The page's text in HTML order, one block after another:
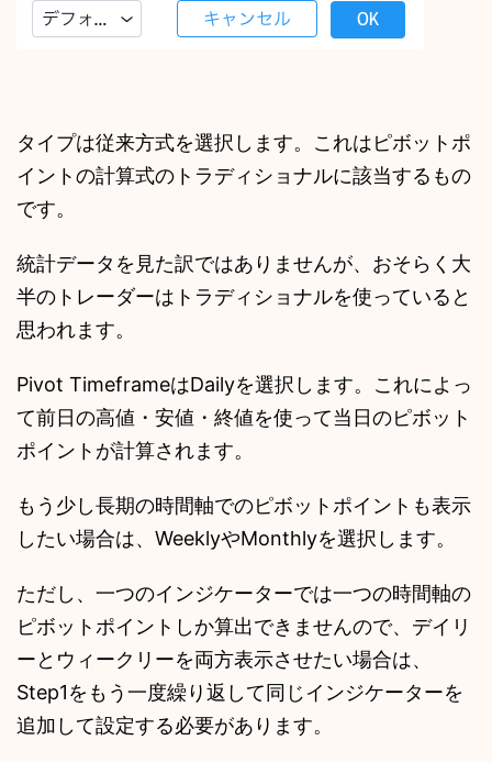
タイプは従来方式を選択します。これはピボットポ
イントの計算式のトラディショナルに該当するもの
です。
統計データを見た訳ではありませんが、おそらく大
半のトレーダーはトラディショナルを使っていると
思われます。
Pivot TimeframeはDailyを選択します。これによっ
て前日の高値・安値・終値を使って当日のピボット
ポイントが計算されます。
もう少し長期の時間軸でのピボットポイントも表示
したい場合は、WeeklyやMonthlyを選択します。
ただし、一つのインジケーターでは一つの時間軸の
ピボットポイントしか算出できませんので、デイリ
ーとウィークリーを両方表示させたい場合は、
Step1をもう一度繰り返して同じインジケーターを
追加して設定する必要があります。